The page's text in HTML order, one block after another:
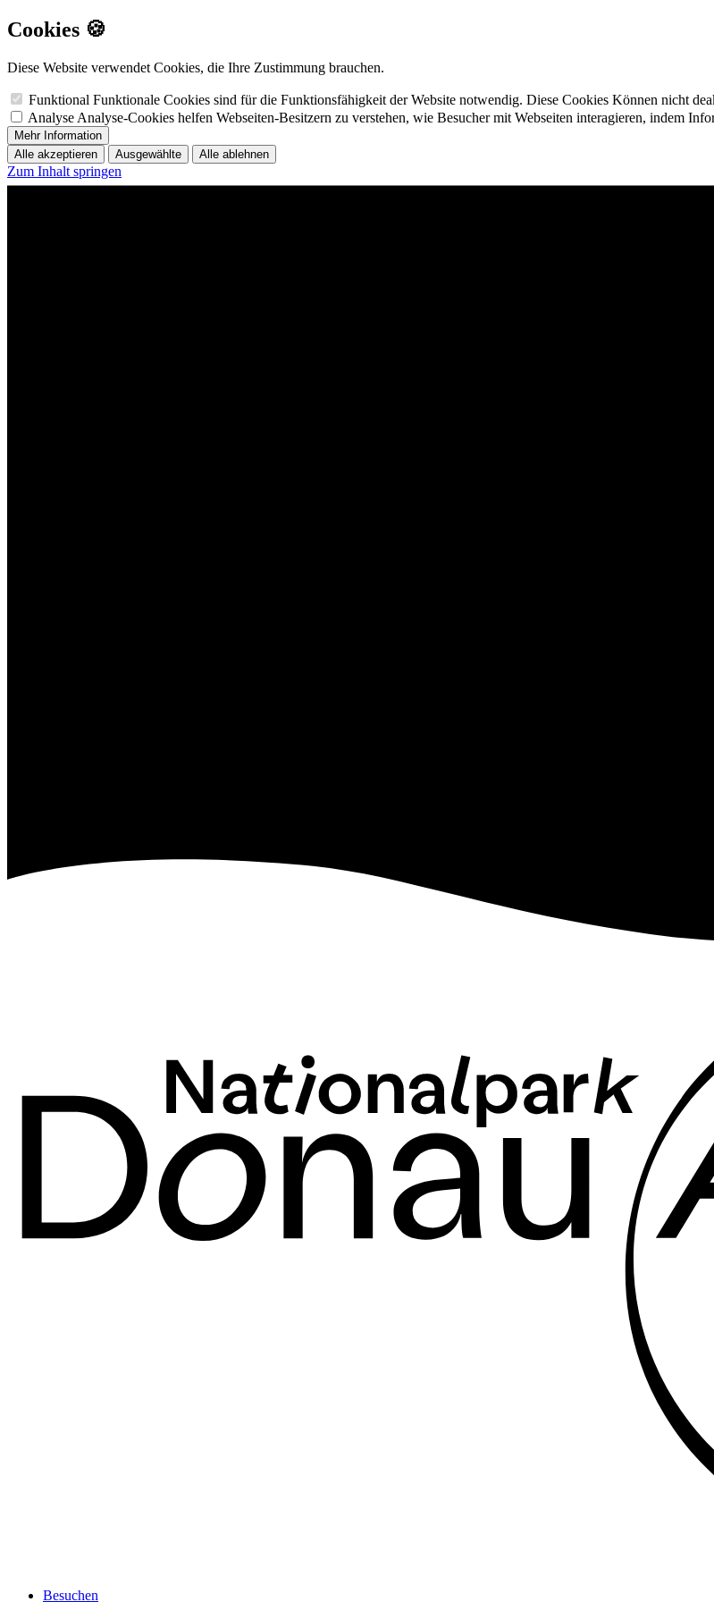
Cookies 🍪
Diese Website verwendet Cookies, die Ihre Zustimmung brauchen.
Funktional Funktionale Cookies sind für die Funktionsfähigkeit der Website notwendig. Diese Cookies Können nicht
Analyse Analyse-Cookies helfen Webseiten-Besitzern zu verstehen, wie Besucher mit Webseiten interagieren, indem
Mehr Information
Alle akzeptieren
Ausgewählte Alle ablehnen
Zum Inhalt springen
Besuchen